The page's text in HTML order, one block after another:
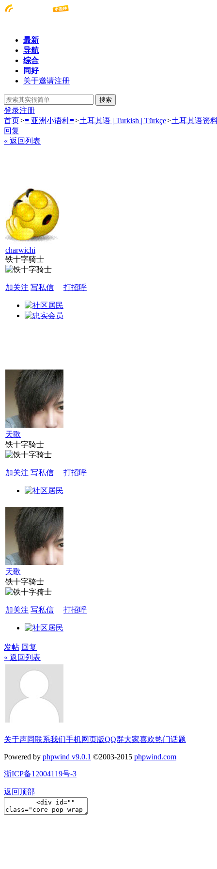
最新
导航
综合
同好
关于邀请注册
搜索
登录注册
首页>≡ 亚洲小语种≡>土耳其语 | Turkish | Türkçe>土耳其语资
回复
« 返回列表
charwichi
铁十字骑士
加关注 写私信 打招呼
天歌
铁十字骑士
加关注 写私信 打招呼
天歌
铁十字骑士
加关注 写私信 打招呼
发帖 回复
« 返回列表
关于声同联系我们手机网页版QQ群大家喜欢热门话题
Powered by phpwind v9.0.1 ©2003-2015 phpwind.com
浙ICP备12004119号-3
返回顶部